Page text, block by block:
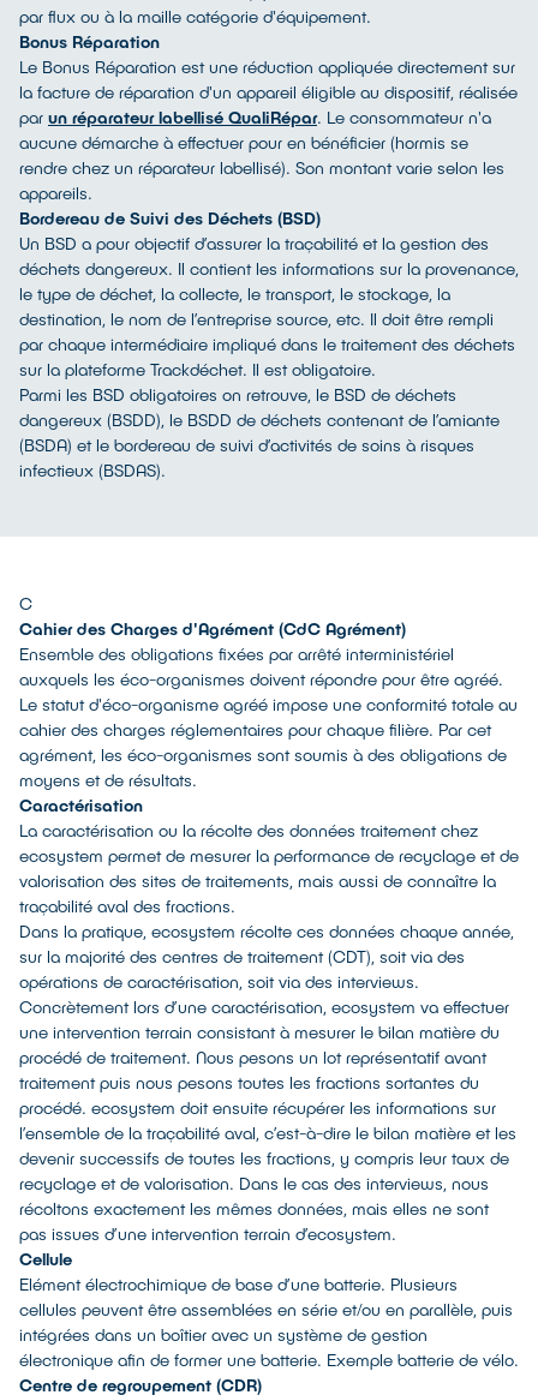
par flux ou à la maille catégorie d'équipement.
Bonus Réparation
Le Bonus Réparation est une réduction appliquée directement sur
la facture de réparation d'un appareil éligible au dispositif, réalisée
par un réparateur labellisé QualiRépar. Le consommateur n'a
aucune démarche à effectuer pour en bénéficier (hormis se
rendre chez un réparateur labellisé). Son montant varie selon les
appareils.
Bordereau de Suivi des Déchets (BSD)
Un BSD a pour objectif d’assurer la traçabilité et la gestion des
déchets dangereux. Il contient les informations sur la provenance,
le type de déchet, la collecte, le transport, le stockage, la
destination, le nom de l’entreprise source, etc. Il doit être rempli
par chaque intermédiaire impliqué dans le traitement des déchets
sur la plateforme Trackdéchet. Il est obligatoire.
Parmi les BSD obligatoires on retrouve, le BSD de déchets
dangereux (BSDD), le BSDD de déchets contenant de l’amiante
(BSDA) et le bordereau de suivi d’activités de soins à risques
infectieux (BSDAS).
C
Cahier des Charges d'Agrément (CdC Agrément)
Ensemble des obligations fixées par arrêté interministériel
auxquels les éco-organismes doivent répondre pour être agréé.
Le statut d'éco-organisme agréé impose une conformité totale au
cahier des charges réglementaires pour chaque filière. Par cet
agrément, les éco-organismes sont soumis à des obligations de
moyens et de résultats.
Caractérisation
La caractérisation ou la récolte des données traitement chez
ecosystem permet de mesurer la performance de recyclage et de
valorisation des sites de traitements, mais aussi de connaître la
traçabilité aval des fractions.
Dans la pratique, ecosystem récolte ces données chaque année,
sur la majorité des centres de traitement (CDT), soit via des
opérations de caractérisation, soit via des interviews.
Concrètement lors d’une caractérisation, ecosystem va effectuer
une intervention terrain consistant à mesurer le bilan matière du
procédé de traitement. Nous pesons un lot représentatif avant
traitement puis nous pesons toutes les fractions sortantes du
procédé. ecosystem doit ensuite récupérer les informations sur
l’ensemble de la traçabilité aval, c’est-à-dire le bilan matière et les
devenir successifs de toutes les fractions, y compris leur taux de
recyclage et de valorisation. Dans le cas des interviews, nous
récoltons exactement les mêmes données, mais elles ne sont
pas issues d’une intervention terrain d’ecosystem.
Cellule
Elément électrochimique de base d’une batterie. Plusieurs
cellules peuvent être assemblées en série et/ou en parallèle, puis
intégrées dans un boîtier avec un système de gestion
électronique afin de former une batterie. Exemple batterie de vélo.
Centre de regroupement (CDR)